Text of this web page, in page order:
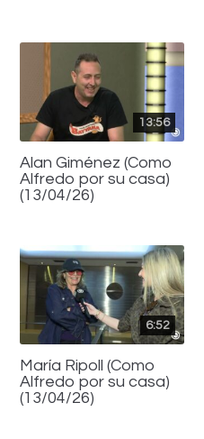
13:56
Alan Giménez (Como
Alfredo por su casa)
(13/04/26)
6:52
María Ripoll (Como
Alfredo por su casa)
(13/04/26)